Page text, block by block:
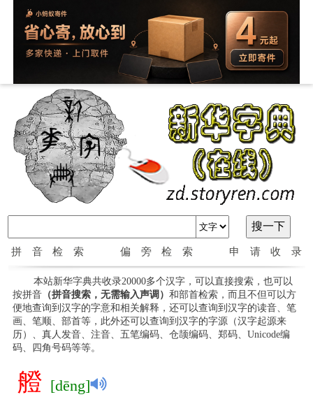
拼音检索 偏旁检索 申请收录
本站新华字典共收录20000多个汉字，可以直接搜索，也可以
按拼音（拼音搜索，无需输入声调） 和部首检索，而且不但可以方
便地查询到汉字的字意和相关解释，还可以查询到汉字的读音、笔
画、笔顺、部首等，此外还可以查询到汉字的字源（汉字起源来
历）、真人发音、注音、五笔编码、仓颉编码、郑码、Unicode编
码、四角号码等等。
艠 [dēng]